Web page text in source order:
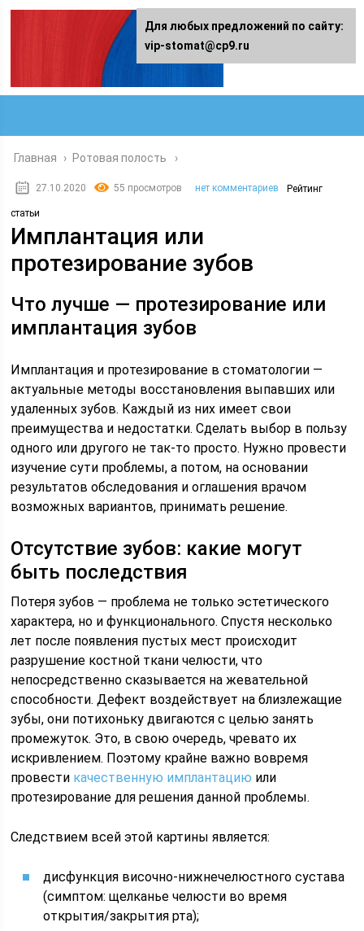
Главная › Ротовая полость
27.10.2020 55 просмотров нет комментариев Рейтинг
статьи
Имплантация или
протезирование зубов
Что лучше — протезирование или
имплантация зубов
Имплантация и протезирование в стоматологии —
актуальные методы восстановления выпавших или
удаленных зубов. Каждый из них имеет свои
преимущества и недостатки. Сделать выбор в пользу
одного или другого не так-то просто. Нужно провести
изучение сути проблемы, а потом, на основании
результатов обследования и оглашения врачом
возможных вариантов, принимать решение.
Отсутствие зубов: какие могут
быть последствия
Потеря зубов — проблема не только эстетического
характера, но и функционального. Спустя несколько
лет после появления пустых мест происходит
разрушение костной ткани челюсти, что
непосредственно сказывается на жевательной
способности. Дефект воздействует на близлежащие
зубы, они потихоньку двигаются с целью занять
промежуток. Это, в свою очередь, чревато их
искривлением. Поэтому крайне важно вовремя
провести качественную имплантацию или
протезирование для решения данной проблемы.
Следствием всей этой картины является:
дисфункция височно-нижнечелюстного сустава
(симптом: щелканье челюсти во время
открытия/закрытия рта);
Для любых предложений по сайту:
vip-stomat@cp9.ru